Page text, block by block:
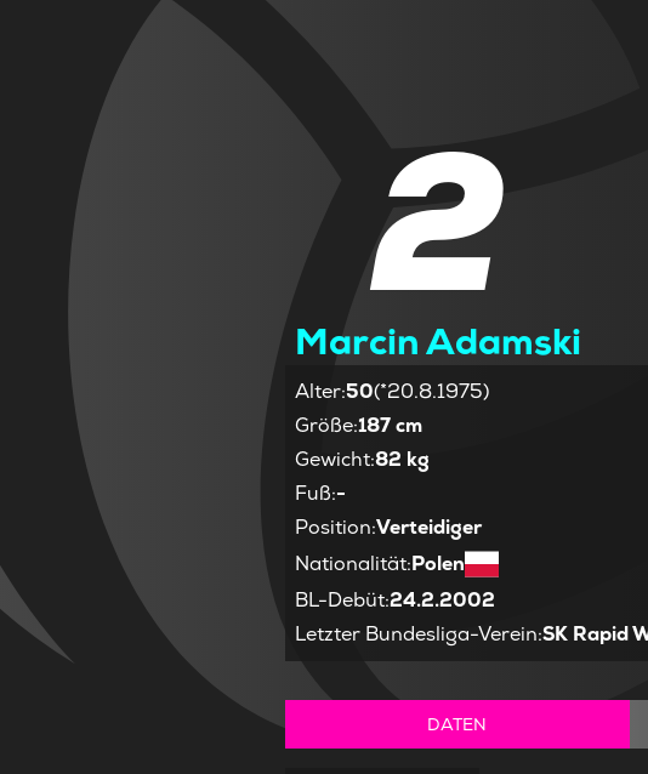
2
Marcin Adamski
Alter:50(*20.8.1975)
Größe:187 cm
Gewicht:82 kg
Fuß:-
Position:Verteidiger
Nationalität:Polen
BL-Debüt:24.2.2002
Letzter Bundesliga-Verein:SK Rapid
DATEN